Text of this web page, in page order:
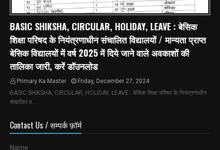
BASIC SHIKSHA, CIRCULAR, HOLIDAY, LEAVE : बेसिक
शिक्षा परिषद के नियंत्रणाधीन संचालित विद्यालयों / मान्यता प्राप्त
बेसिक विद्यालयों में वर्ष 2025 में दिये जाने वाले अवकाशों की
तालिका जारी, करें डॉउनलोड
Primary Ka Master
Friday, December 27, 2024
BASIC SHIKSHA, CIRCULAR, HOLIDAY, LEAVE : बेसिक शिक्षा परिषद के नियंत्रणाधीन
संचालित व…
Contact Us / सम्पर्क फ़ॉर्म
Name